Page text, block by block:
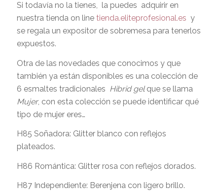
Si todavía no la tienes, la puedes adquirir en
nuestra tienda on line tienda.eliteprofesional.es y
se regala un expositor de sobremesa para tenerlos
expuestos.
Otra de las novedades que conocimos y que
también ya están disponibles es una colección de
6 esmaltes tradicionales Hibrid gelque se llama
Mujer, con esta colección se puede identificar qué
tipo de mujer eres…
H85 Soñadora: Glitter blanco con reflejos
plateados.
H86 Romántica: Glitter rosa con reflejos dorados.
H87 Independiente: Berenjena con ligero brillo.